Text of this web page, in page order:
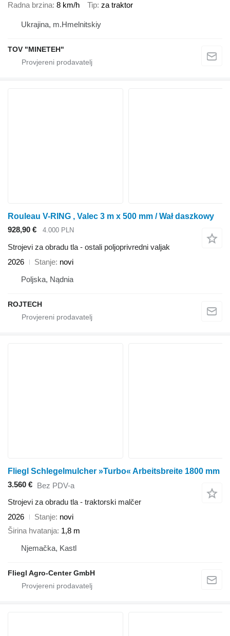
Radna brzina 8 km/h Tip za traktor
Ukrajina, m.Hmelnitskiy
TOV "MINETEH"
Rouleau V-RING , Valec 3 m x 500 mm / Wał daszkowy
928,90 €
4.000 PLN
Strojevi za obradu tla - ostali poljoprivredni valjak
2026
Stanje novi
Poljska, Nądnia
ROJTECH
Fliegl Schlegelmulcher »Turbo« Arbeitsbreite 1800 mm
3.560 € Bez PDV-a
Strojevi za obradu tla - traktorski malčer
2026
Stanje novi
Širina hvatanja 1,8 m
Njemačka, Kastl
Fliegl Agro-Center GmbH